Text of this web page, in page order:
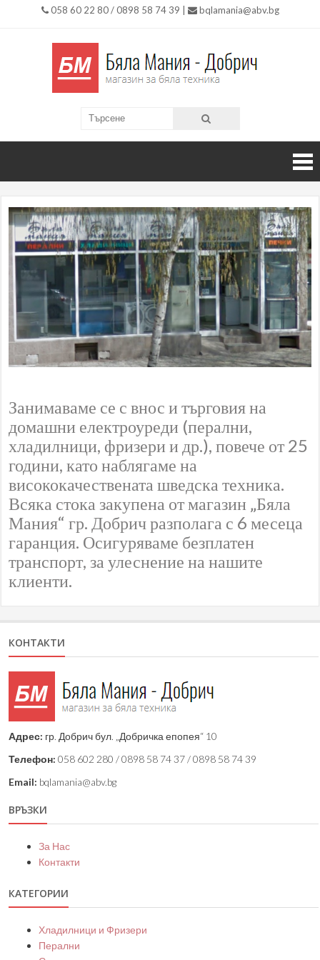
058 60 22 80 / 0898 58 74 39 | bqlamania@abv.bg
Занимаваме се с внос и търговия на
домашни електроуреди (перални,
хладилници, фризери и др.), повече от 25
години, като наблягаме на
висококачествената шведска техника.
Всяка стока закупена от магазин „Бяла
Мания“ гр. Добрич разполага с 6 месеца
гаранция. Осигуряваме безплатен
транспорт, за улеснение на нашите
клиенти.
КОНТАКТИ
Адрес: гр. Добрич бул. „Добричка епопея“ 10
Телефон: 058 602 280 / 0898 58 74 37 / 0898 58 74 39
Email: bqlamania@abv.bg
ВРЪЗКИ
За Нас
Контакти
КАТЕГОРИИ
Хладилници и Фризери
Перални